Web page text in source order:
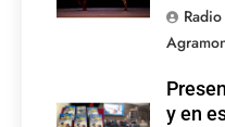
y en